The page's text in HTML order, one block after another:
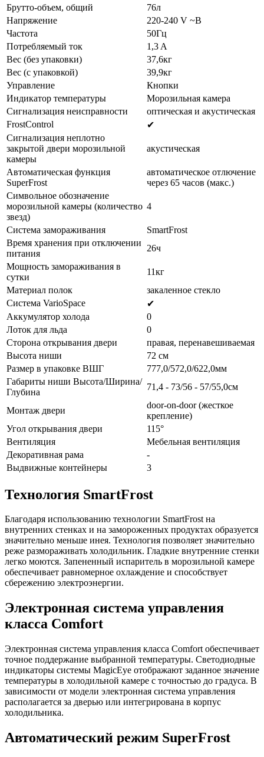
Брутто-объем, общий
76л
Напряжение
220-240 V ~В
Частота
50Гц
Потребляемый ток
1,3 A
Вес (без упаковки)
37,6кг
Вес (с упаковкой)
39,9кг
Управление
Кнопки
Индикатор температуры
Морозильная камера
Сигнализация неисправности
oптическая и акустическая
FrostControl
✔
Сигнализация неплотно
закрытой двери морозильной
камеры
акустическая
Автоматическая функция
SuperFrost
автоматическое отлючение
через 65 часов (макс.)
Символьное обозначение
морозильной камеры (количество
звезд)
4
Система замораживания
SmartFrost
Время хранения при отключении
питания
26ч
Мощность замораживания в
сутки
11кг
Материал полок
закаленное стекло
Система VarioSpace
✔
Аккумулятор холода
0
Лоток для льда
0
Сторона открывания двери
правая, перенавешиваемая
Высота ниши
72 см
Размер в упаковке ВШГ
777,0/572,0/622,0мм
Габариты ниши Высота/Ширина/
Глубина
71,4 - 73/56 - 57/55,0см
Монтаж двери
door-on-door (жесткое
крепление)
Угол открывания двери
115°
Вентиляция
Мебельная вентиляция
Декоративная рама
-
Выдвижные контейнеры
3
Технология SmartFrost
Благодаря использованию технологии SmartFrost на
внутренних стенках и на замороженных продуктах образуется
значительно меньше инея. Технология позволяет значительно
реже размораживать холодильник. Гладкие внутренние стенки
легко моются. Запененный испаритель в морозильной камере
обеспечивает равномерное охлаждение и способствует
сбережению электроэнергии.
Электронная система управления
класса Comfort
Электронная система управления класса Comfort обеспечивает
точное поддержание выбранной температуры. Светодиодные
индикаторы системы MagicEye отображают заданное значение
температуры в холодильной камере с точностью до градуса. В
зависимости от модели электронная система управления
располагается за дверью или интегрирована в корпус
холодильника.
Автоматический режим SuperFrost